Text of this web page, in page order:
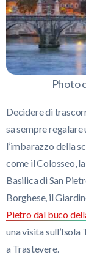
Photo
Decidere di
sa sempre regalare
l’imbarazzo della
come il Colosseo,
Basilica di San
Borghese, il
Pietro dal buco
una visita
a Trastevere.